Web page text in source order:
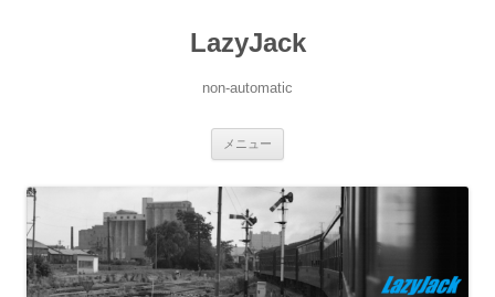
LazyJack
non-automatic
メニュー
ツ
へ
ス
キ
ッ
プ